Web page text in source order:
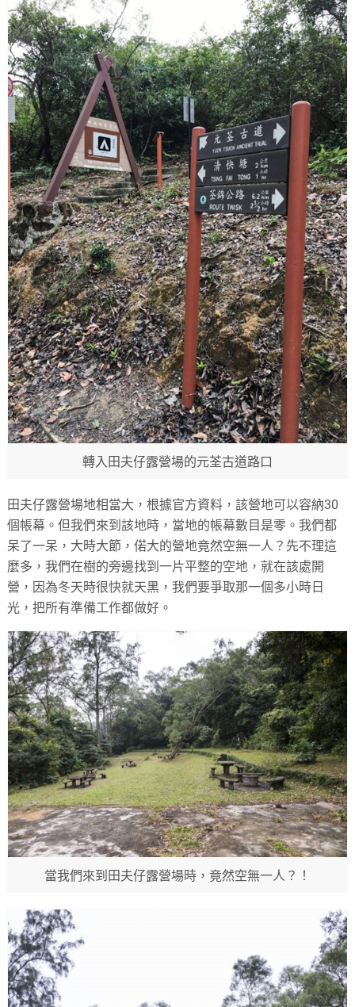
轉入田夫仔露營場的元荃古道路口
田夫仔露營場地相當大，根據官方資料，該營地可以容納30
個帳幕。但我們來到該地時，當地的帳幕數目是零。我們都
呆了一呆，大時大節，偌大的營地竟然空無一人？先不理這
麼多，我們在樹的旁邊找到一片平整的空地，就在該處開
營，因為冬天時很快就天黑，我們要爭取那一個多小時日
光，把所有準備工作都做好。
當我們來到田夫仔露營場時，竟然空無一人？！